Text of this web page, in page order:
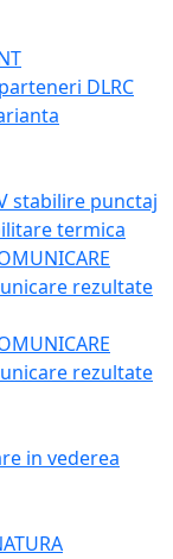
DLRC
stabilire punctaj
termica
rezultate
rezultate
in vederea